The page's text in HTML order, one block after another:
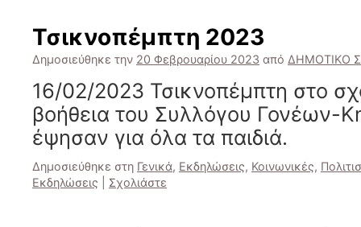
Τσικνοπέμπτη 2023
Δημοσιεύθηκε την 20 Φεβρουαρίου 2023 από ΔΗΜΟΤΙΚΟ
16/02/2023 Τσικνοπέμπτη στο
βοήθεια του Συλλόγου Γονέων-
έψησαν για όλα τα παιδιά.
Δημοσιεύθηκε στη Γενικά, Εκδηλώσεις, Κοινωνικές,
Εκδηλώσεις
Σχολιάστε